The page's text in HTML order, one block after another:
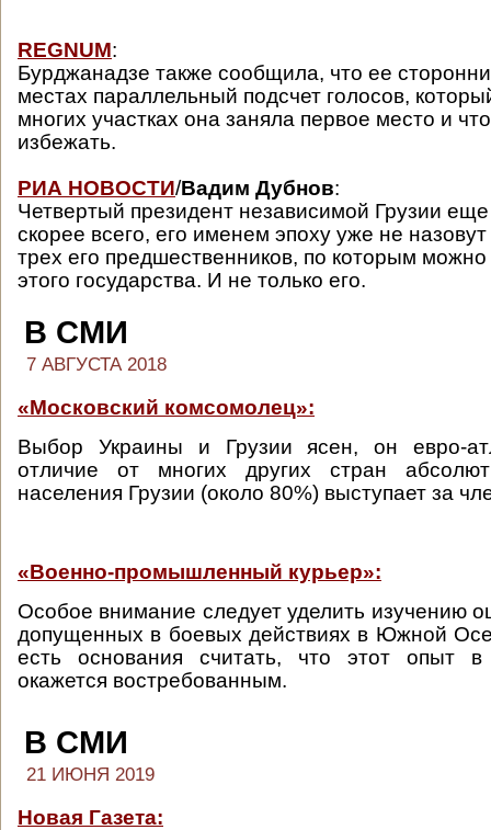
REGNUM:
Бурджанадзе также сообщила, что ее
местах параллельный подсчет голосов,
многих участках она заняла первое место и
избежать.
РИА НОВОСТИ/Вадим Дубнов:
Четвертый президент независимой Грузии
скорее всего, его именем эпоху уже не
трех его предшественников, по которым
этого государства. И не только его.
В СМИ
7 АВГУСТА 2018
«Московский комсомолец»:
Выбор Украины и Грузии ясен, он евро-
отличие от многих других стран
населения Грузии (около 80%) выступает за
«Военно-промышленный курьер»:
Особое внимание следует уделить изучению
допущенных в боевых действиях в Южной
есть основания считать, что этот опыт
окажется востребованным.
В СМИ
21 ИЮНЯ 2019
Новая Газета: